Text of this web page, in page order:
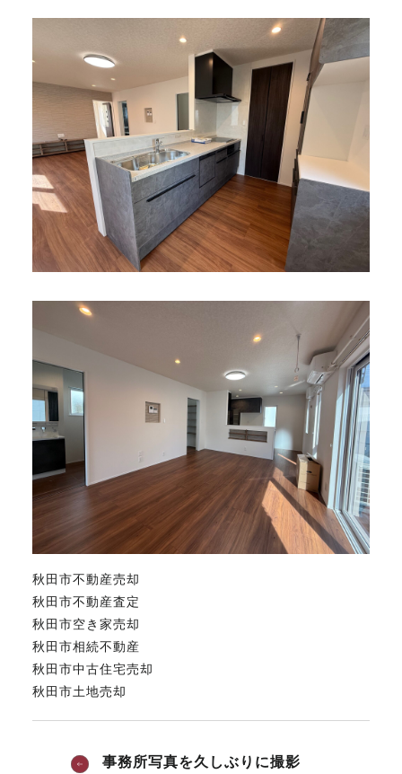
秋田市不動産売却
秋田市不動産査定
秋田市空き家売却
秋田市相続不動産
秋田市中古住宅売却
秋田市土地売却
事務所写真を久しぶりに撮影